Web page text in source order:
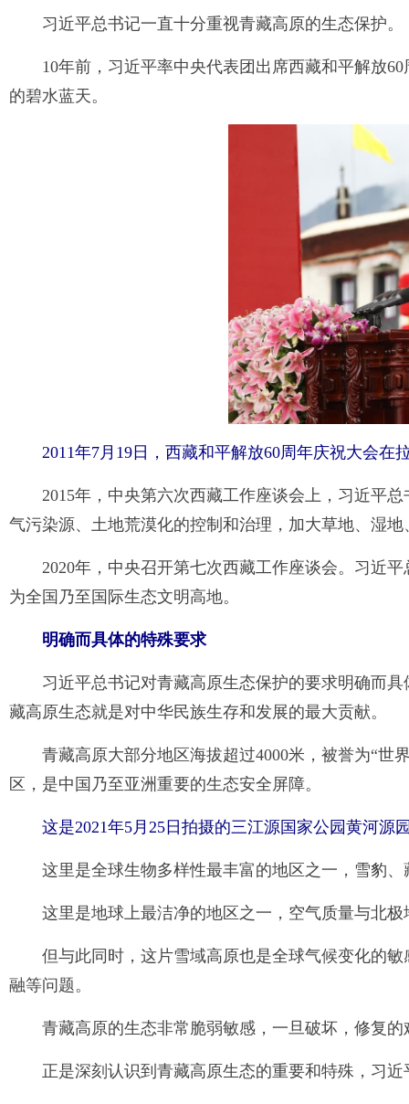
习近平总书记一直十分重视青藏高原的生态保护。
10年前，习近平率中央代表团出席西藏和平解放
的碧水蓝天。
2011年7月19日，西藏和平解放60周年庆祝大会
2015年，中央第六次西藏工作座谈会上，习近平
气污染源、土地荒漠化的控制和治理，加大草地、湿
2020年，中央召开第七次西藏工作座谈会。习近
为全国乃至国际生态文明高地。
明确而具体的特殊要求
习近平总书记对青藏高原生态保护的要求明确而
藏高原生态就是对中华民族生存和发展的最大贡献。
青藏高原大部分地区海拔超过4000米，被誉为“世
区，是中国乃至亚洲重要的生态安全屏障。
这是2021年5月25日拍摄的三江源国家公园黄河
这里是全球生物多样性最丰富的地区之一，雪豹
这里是地球上最洁净的地区之一，空气质量与北
但与此同时，这片雪域高原也是全球气候变化的
融等问题。
青藏高原的生态非常脆弱敏感，一旦破坏，修复的
正是深刻认识到青藏高原生态的重要和特殊，习